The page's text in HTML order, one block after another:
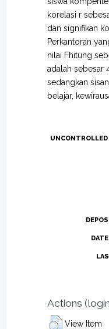
korelasi r
dan signifikan
Perkantoran
nilai Fhitung
adalah sebesar
sedangkan
belajar,
Actions
View Item